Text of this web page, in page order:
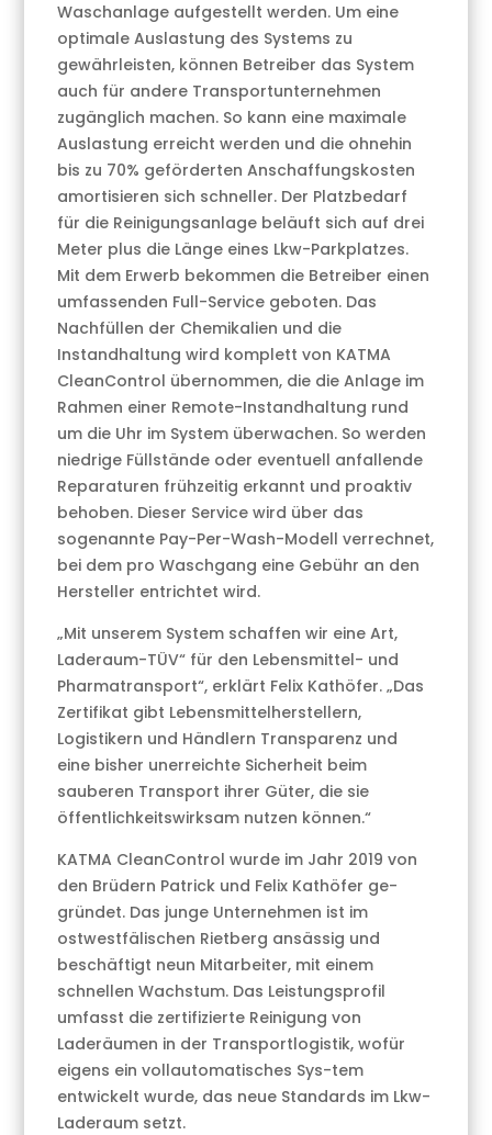
Waschanlage aufgestellt werden. Um eine
optimale Auslastung des Systems zu
gewährleisten, können Betreiber das System
auch für andere Transportunternehmen
zugänglich machen. So kann eine maximale
Auslastung erreicht werden und die ohnehin
bis zu 70% geförderten Anschaffungskosten
amortisieren sich schneller. Der Platzbedarf
für die Reinigungsanlage beläuft sich auf drei
Meter plus die Länge eines Lkw-Parkplatzes.
Mit dem Erwerb bekommen die Betreiber einen
umfassenden Full-Service geboten. Das
Nachfüllen der Chemikalien und die
Instandhaltung wird komplett von KATMA
CleanControl übernommen, die die Anlage im
Rahmen einer Remote-Instandhaltung rund
um die Uhr im System überwachen. So werden
niedrige Füllstände oder eventuell anfallende
Reparaturen frühzeitig erkannt und proaktiv
behoben. Dieser Service wird über das
sogenannte Pay-Per-Wash-Modell verrechnet,
bei dem pro Waschgang eine Gebühr an den
Hersteller entrichtet wird.
„Mit unserem System schaffen wir eine Art,
Laderaum-TÜV“ für den Lebensmittel- und
Pharmatransport“, erklärt Felix Kathöfer. „Das
Zertifikat gibt Lebensmittelherstellern,
Logistikern und Händlern Transparenz und
eine bisher unerreichte Sicherheit beim
sauberen Transport ihrer Güter, die sie
öffentlichkeitswirksam nutzen können.“
KATMA CleanControl wurde im Jahr 2019 von
den Brüdern Patrick und Felix Kathöfer ge-
gründet. Das junge Unternehmen ist im
ostwestfälischen Rietberg ansässig und
beschäftigt neun Mitarbeiter, mit einem
schnellen Wachstum. Das Leistungsprofil
umfasst die zertifizierte Reinigung von
Laderäumen in der Transportlogistik, wofür
eigens ein vollautomatisches Sys-tem
entwickelt wurde, das neue Standards im Lkw-
Laderaum setzt.